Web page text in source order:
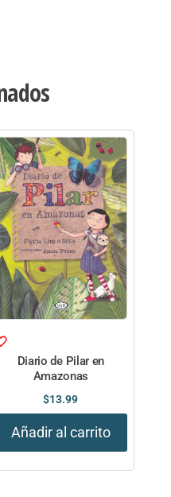
Diario de Pilar en
Amazonas
$13.99
Añadir al carrito